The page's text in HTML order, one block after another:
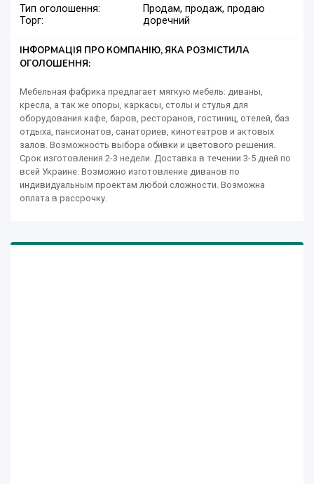
Тип оголошення:
Продам, продаж, продаю
Торг:
доречний
ІНФОРМАЦІЯ ПРО КОМПАНІЮ, ЯКА РОЗМІСТИЛА
ОГОЛОШЕННЯ:
Мебельная фабрика предлагает мягкую мебель: диваны,
кресла, а так же опоры, каркасы, столы и стулья для
оборудования кафе, баров, ресторанов, гостиниц, отелей, баз
отдыха, пансионатов, санаториев, кинотеатров и актовых
залов. Возможность выбора обивки и цветового решения.
Срок изготовления 2-3 недели. Доставка в течении 3-5 дней по
всей Украине. Возможно изготовление диванов по
индивидуальным проектам любой сложности. Возможна
оплата в рассрочку.